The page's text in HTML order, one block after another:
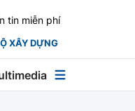
tin miễn phí
XÂY DỰNG